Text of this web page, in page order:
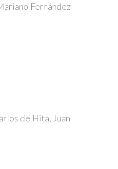
Fernández-
de Hita, Juan